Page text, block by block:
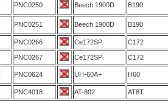
PNC0250 Beech 1900D B190
PNC0251 Beech 1900D B190
PNC0266 Ce172SP C172
PNC0267 Ce172SP C172
PNC0624 UH-60A+ H60
PNC4018 AT-802 AT8T